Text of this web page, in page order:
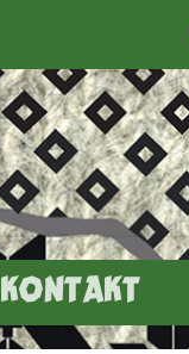
KONTAKT